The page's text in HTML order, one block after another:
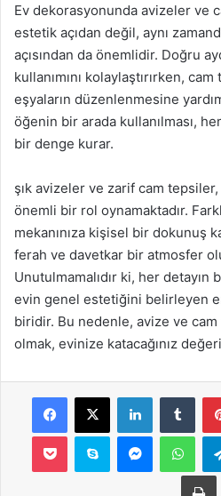
Ev dekorasyonunda avizeler ve
estetik açıdan değil, aynı
açısından da önemlidir. Doğru
kullanımını kolaylaştırırken,
eşyaların düzenlenmesine
öğenin bir arada kullanılması,
bir denge kurar.
şık avizeler ve zarif cam
önemli bir rol oynamaktadır.
mekanınıza kişisel bir dokunuş
ferah ve davetkar bir atmosfer
Unutulmamalıdır ki, her detayın
evin genel estetiğini belirleyen
biridir. Bu nedenle, avize ve
olmak, evinize katacağınız
Facebook
X LinkedIn
Pocket Skype Messenger